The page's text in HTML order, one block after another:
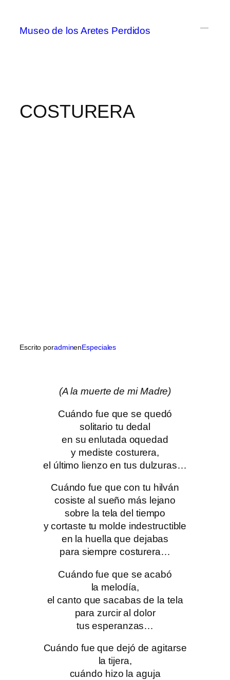
Museo de los Aretes Perdidos
COSTURERA
Escrito poradminenEspeciales
(A la muerte de mi Madre)
Cuándo fue que se quedó
solitario tu dedal
en su enlutada oquedad
y mediste costurera,
el último lienzo en tus dulzuras…
Cuándo fue que con tu hilván
cosiste al sueño más lejano
sobre la tela del tiempo
y cortaste tu molde indestructible
en la huella que dejabas
para siempre costurera…
Cuándo fue que se acabó
la melodía,
el canto que sacabas de la tela
para zurcir al dolor
tus esperanzas…
Cuándo fue que dejó de agitarse
la tijera,
cuándo hizo la aguja